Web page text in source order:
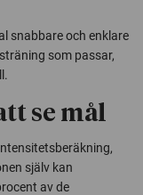
snabbare och enklare
som passar,
se mål
själv kan
av de